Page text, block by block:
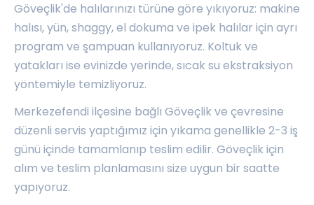
Göveçlik'de halılarınızı türüne göre yıkıyoruz: makine
halısı, yün, shaggy, el dokuma ve ipek halılar için ayrı
program ve şampuan kullanıyoruz. Koltuk ve
yatakları ise evinizde yerinde, sıcak su ekstraksiyon
yöntemiyle temizliyoruz.
Merkezefendi ilçesine bağlı Göveçlik ve çevresine
düzenli servis yaptığımız için yıkama genellikle 2-3 iş
günü içinde tamamlanıp teslim edilir. Göveçlik için
alım ve teslim planlamasını size uygun bir saatte
yapıyoruz.